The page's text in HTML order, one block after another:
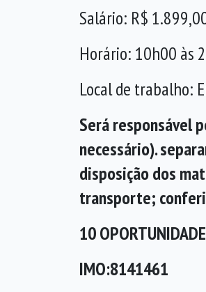
Salário: R$
Horário: 10h00 às
Local de trabalho:
Será responsável
necessário).
disposição dos
transporte;
10
IMO:8141461